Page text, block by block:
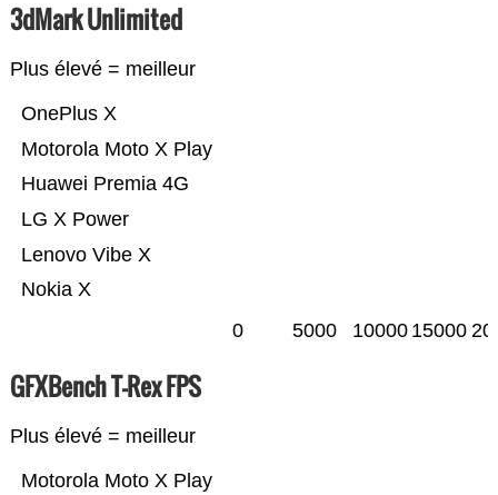
3dMark Unlimited
Plus élevé = meilleur
Nokia X
Lenovo Vibe X
LG X Power
Huawei Premia 4G
Motorola Moto X Play
OnePlus X
0 5000 10000 15000
GFXBench T-Rex FPS
Plus élevé = meilleur
Motorola Moto X Play